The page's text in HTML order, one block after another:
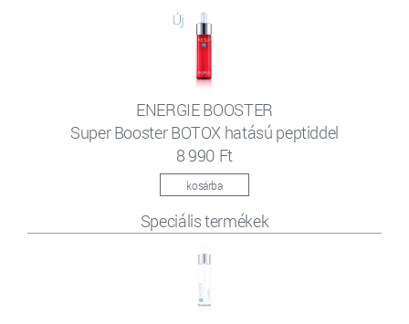
ENERGIE BOOSTER
Super Booster BOTOX hatású peptiddel
8 990 Ft
kosárba
Speciális termékek